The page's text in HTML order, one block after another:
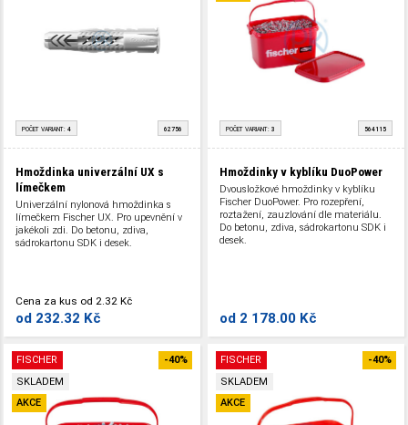
POČET VARIANT: 4 62756
Hmoždinka univerzální UX s
límečkem
Univerzální nylonová hmoždinka s
límečkem Fischer UX. Pro upevnění v
jakékoli zdi. Do betonu, zdiva,
sádrokartonu SDK i desek.
Cena za kus od 2.32 Kč
od 232.32 Kč
POČET VARIANT: 3 564115
Hmoždinky v kyblíku DuoPower
Dvousložkové hmoždinky v kyblíku
Fischer DuoPower. Pro rozepření,
roztažení, zauzlování dle materiálu.
Do betonu, zdiva, sádrokartonu SDK i
desek.
od 2 178.00 Kč
FISCHER
SKLADEM
AKCE
-40%
FISCHER
SKLADEM
AKCE
-40%